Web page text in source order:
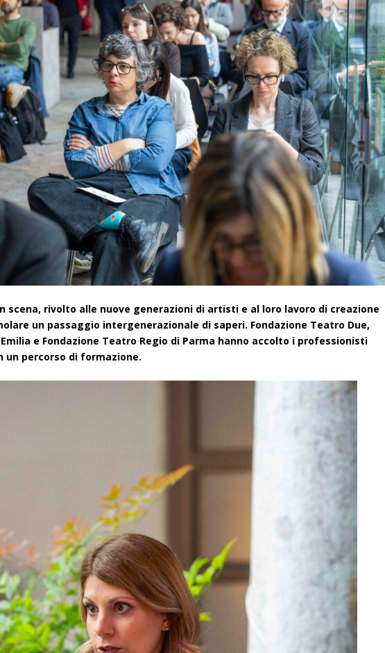
scena, rivolto alle nuove generazioni di artisti e al loro lavoro di creazione
un passaggio intergenerazionale di saperi. Fondazione Teatro Due,
e Fondazione Teatro Regio di Parma hanno accolto i professionisti
un percorso di formazione.